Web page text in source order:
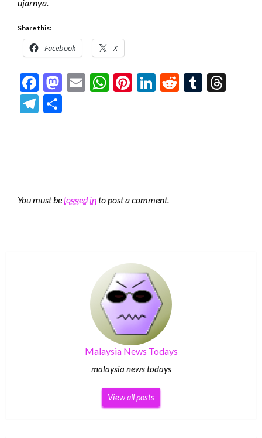
ujarnya.
Share this:
Facebook X
Facebook
Mastodon
EmailWhatsApp
Pinterest
LinkedIn
RedditTumblr
Telegram
You must be logged into post a comment.
Malaysia News Todays
malaysia news todays
View all posts